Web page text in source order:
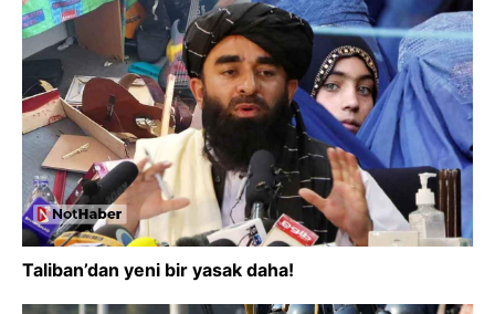
Taliban’dan yeni bir yasak daha!